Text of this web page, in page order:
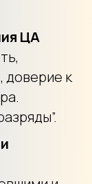
ЦА
доверие к